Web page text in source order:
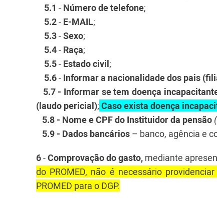
5.1 - Número de telefone;
5.2- E-MAIL;
5.3-Sexo;
5.4- Raça;
5.5- Estado civil;
5.6- Informar a nacionalidade dos pais
5.7 - Informar se tem doença
(laudo pericial); Caso exista doença
5.8 - Nome e CPF do Instituidor da pensão
5.9 - Dados bancários – banco, agência e
6-Comprovação do gasto, mediante
do PROMED, não é necessário
PROMED para o DGP.